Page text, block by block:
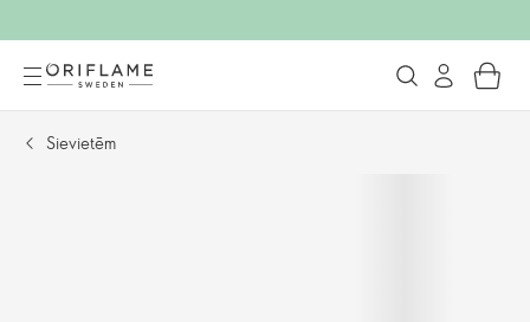
Sievietēm